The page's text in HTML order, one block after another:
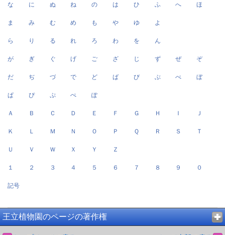
な に ぬ ね の は ひ ふ へ ほ
ま み む め も や ゆ よ
ら り る れ ろ わ を ん
が ぎ ぐ げ ご ざ じ ず ぜ ぞ
だ ぢ づ で ど ば び ぶ べ ぼ
ぱ ぴ ぷ ぺ ぽ
Ａ Ｂ Ｃ Ｄ Ｅ Ｆ Ｇ Ｈ Ｉ Ｊ
Ｋ Ｌ Ｍ Ｎ Ｏ Ｐ Ｑ Ｒ Ｓ Ｔ
Ｕ Ｖ Ｗ Ｘ Ｙ Ｚ
１ ２ ３ ４ ５ ６ ７ ８ ９ ０
記号
王立植物園のページの著作権